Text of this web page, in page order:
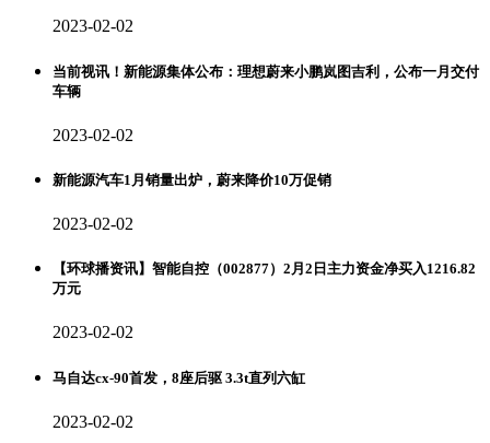
2023-02-02
当前视讯！新能源集体公布：理想蔚来小鹏岚图吉利，公布一月交付
车辆
2023-02-02
新能源汽车1月销量出炉，蔚来降价10万促销
2023-02-02
【环球播资讯】智能自控（002877）2月2日主力资金净买入1216.82
万元
2023-02-02
马自达cx-90首发，8座后驱 3.3t直列六缸
2023-02-02